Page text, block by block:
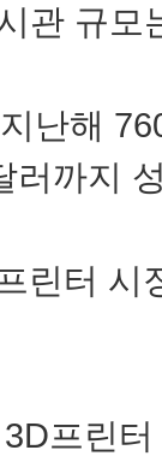
관 규
난해
러까지
린터 시
프린